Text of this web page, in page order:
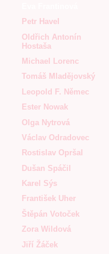
Petr Havel
Oldřich Antonín
Hostaša
Michael Lorenc
Tomáš Mladějovský
Leopold F. Němec
Ester Nowak
Olga Nytrová
Václav Odradovec
Rostislav Opršal
Dušan Spáčil
Karel Sýs
František Uher
Štěpán Votoček
Zora Wildová
Jiří Žáček